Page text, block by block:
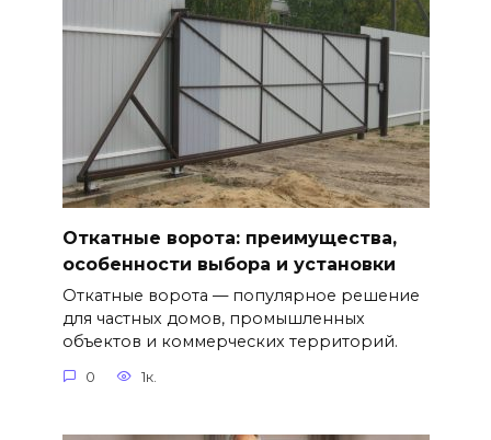
Откатные ворота: преимущества,
особенности выбора и установки
Откатные ворота — популярное решение
для частных домов, промышленных
объектов и коммерческих территорий.
0 1к.